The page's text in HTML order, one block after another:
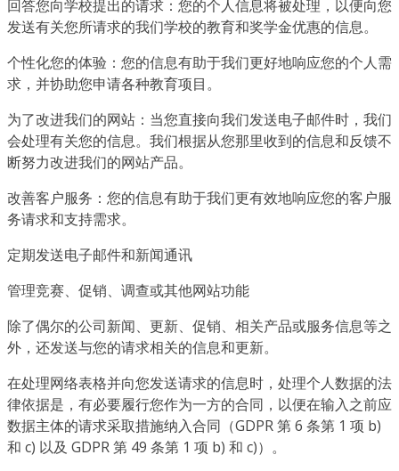
回答您向学校提出的请求：您的个人信息将被处理，以便向您
发送有关您所请求的我们学校的教育和奖学金优惠的信息。
个性化您的体验：您的信息有助于我们更好地响应您的个人需
求，并协助您申请各种教育项目。
为了改进我们的网站：当您直接向我们发送电子邮件时，我们
会处理有关您的信息。我们根据从您那里收到的信息和反馈不
断努力改进我们的网站产品。
改善客户服务：您的信息有助于我们更有效地响应您的客户服
务请求和支持需求。
定期发送电子邮件和新闻通讯
管理竞赛、促销、调查或其他网站功能
除了偶尔的公司新闻、更新、促销、相关产品或服务信息等之
外，还发送与您的请求相关的信息和更新。
在处理网络表格并向您发送请求的信息时，处理个人数据的法
律依据是，有必要履行您作为一方的合同，以便在输入之前应
数据主体的请求采取措施纳入合同（GDPR 第 6 条第 1 项 b)
和 c) 以及 GDPR 第 49 条第 1 项 b) 和 c)）。